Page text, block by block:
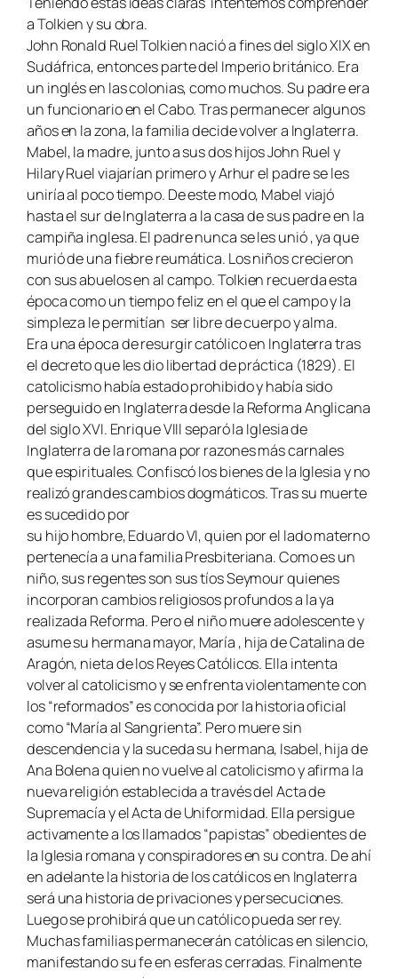
a Tolkien y su obra.
John Ronald Ruel Tolkien nació a fines del siglo XIX en
Sudáfrica, entonces parte del Imperio británico. Era
un inglés en las colonias, como muchos. Su padre era
un funcionario en el Cabo. Tras permanecer algunos
años en la zona, la familia decide volver a Inglaterra.
Mabel, la madre, junto a sus dos hijos John Ruel y
Hilary Ruel viajarían primero y Arhur el padre se les
uniría al poco tiempo. De este modo, Mabel viajó
hasta el sur de Inglaterra a la casa de sus padre en la
campiña inglesa. El padre nunca se les unió , ya que
murió de una fiebre reumática. Los niños crecieron
con sus abuelos en al campo. Tolkien recuerda esta
época como un tiempo feliz en el que el campo y la
simpleza le permitían ser libre de cuerpo y alma.
Era una época de resurgir católico en Inglaterra tras
el decreto que les dio libertad de práctica (1829). El
catolicismo había estado prohibido y había sido
perseguido en Inglaterra desde la Reforma Anglicana
del siglo XVI. Enrique VIII separó la Iglesia de
Inglaterra de la romana por razones más carnales
que espirituales. Confiscó los bienes de la Iglesia y no
realizó grandes cambios dogmáticos. Tras su muerte
es sucedido por
su hijo hombre, Eduardo VI, quien por el lado materno
pertenecía a una familia Presbiteriana. Como es un
niño, sus regentes son sus tíos Seymour quienes
incorporan cambios religiosos profundos a la ya
realizada Reforma. Pero el niño muere adolescente y
asume su hermana mayor, María , hija de Catalina de
Aragón, nieta de los Reyes Católicos. Ella intenta
volver al catolicismo y se enfrenta violentamente con
los “reformados” es conocida por la historia oficial
como “María al Sangrienta”. Pero muere sin
descendencia y la suceda su hermana, Isabel, hija de
Ana Bolena quien no vuelve al catolicismo y afirma la
nueva religión establecida a través del Acta de
Supremacía y el Acta de Uniformidad. Ella persigue
activamente a los llamados “papistas” obedientes de
la Iglesia romana y conspiradores en su contra. De ahí
en adelante la historia de los católicos en Inglaterra
será una historia de privaciones y persecuciones.
Luego se prohibirá que un católico pueda ser rey.
Muchas familias permanecerán católicas en silencio,
manifestando su fe en esferas cerradas. Finalmente